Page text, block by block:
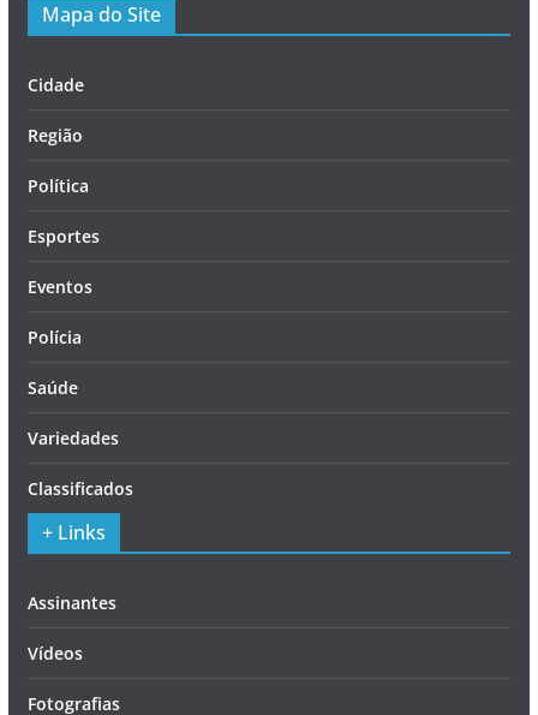
Mapa do Site
Cidade
Região
Política
Esportes
Eventos
Polícia
Saúde
Variedades
Classificados
+ Links
Assinantes
Vídeos
Fotografias